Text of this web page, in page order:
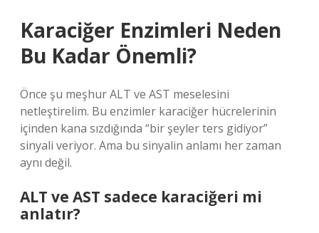
Karaciğer Enzimleri Neden
Bu Kadar Önemli?
Önce şu meşhur ALT ve AST meselesini
netleştirelim. Bu enzimler karaciğer hücrelerinin
içinden kana sızdığında “bir şeyler ters gidiyor”
sinyali veriyor. Ama bu sinyalin anlamı her zaman
aynı değil.
ALT ve AST sadece karaciğeri mi
anlatır?